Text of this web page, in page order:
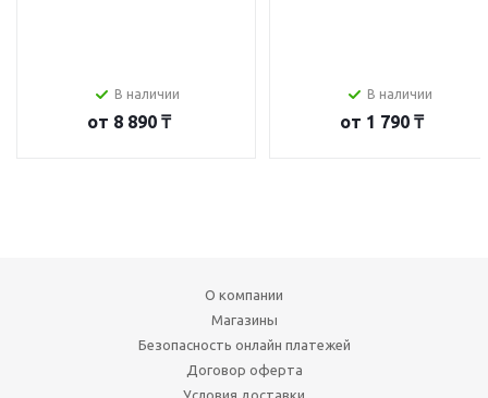
В наличии
от 8 890 ₸
В наличии
от 1 790 ₸
О компании
Магазины
Безопасность онлайн платежей
Договор оферта
Условия доставки